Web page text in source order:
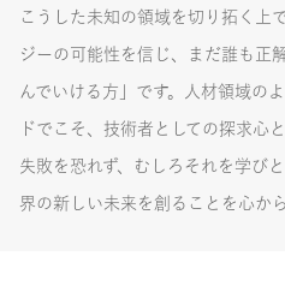
こうした未知の領域を切り拓く上
ジーの可能性を信じ、まだ誰も正
んでいける方」です。人材領域の
ドでこそ、技術者としての探求心
失敗を恐れず、むしろそれを学び
界の新しい未来を創ることを心か